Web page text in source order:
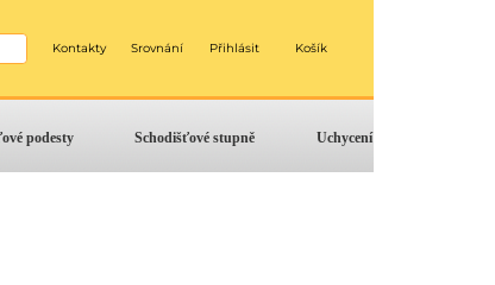
Kontakty Srovnání Přihlásit Košík
podesty Schodišťové stupně Uchycení